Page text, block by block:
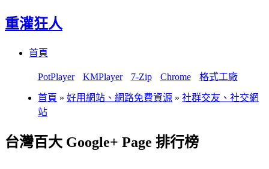
重灌狂人
首頁
PotPlayer KMPlayer 7-Zip Chrome 格式工廠
首頁 » 好用網站、網路免費資源 » 社群交友、社交網
站
台灣百大 Google+ Page 排行榜